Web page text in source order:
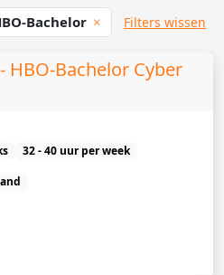
Bachelor Filters wissen
HBO-Bachelor Cyber
32 - 40 uur per week